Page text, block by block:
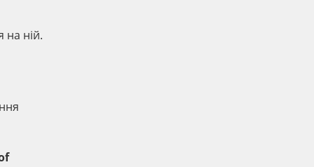
на ній.